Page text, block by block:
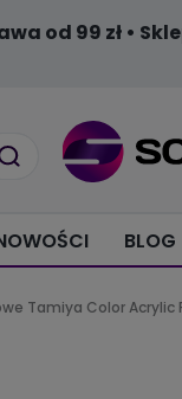
od 99 zł •
BLOG
Tamiya Color Acrylic